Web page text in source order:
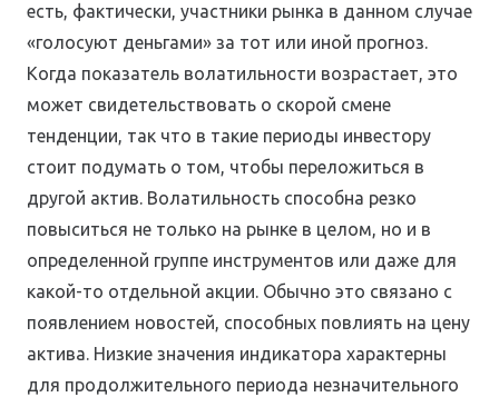
есть, фактически, участники рынка в данном случае
«голосуют деньгами» за тот или иной прогноз.
Когда показатель волатильности возрастает, это
может свидетельствовать о скорой смене
тенденции, так что в такие периоды инвестору
стоит подумать о том, чтобы переложиться в
другой актив. Волатильность способна резко
повыситься не только на рынке в целом, но и в
определенной группе инструментов или даже для
какой-то отдельной акции. Обычно это связано с
появлением новостей, способных повлиять на цену
актива. Низкие значения индикатора характерны
для продолжительного периода незначительного